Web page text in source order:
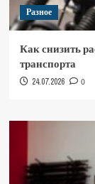
Разное
Как снизить
транспорта
24.07.2026 0